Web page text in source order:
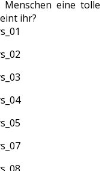
eine tolle
ihr?